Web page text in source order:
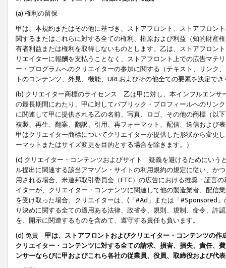
(a) 権利の留保
甲は、本規約またはその他に基づき、ストアフロント、ストアフロン
関するまたはこれらに対する全ての権利、権原および利益（知的財産
有者利益または権利を取得しないものとします。乙は、ストアフロン
リエイターに報酬を支払うことなく、ストアフロント上での広告マテ
ー・プログラムへのクリエイターの参加に関する（テキスト、リンク
トのコンテンツ、外見、機能、URLおよびその他全ての要素を決定で
(b) クリエイター商標のライセンス 乙は甲に対し、本インフルエンサ
の最長期間にわたり、甲に対してパブリック・プロフィールへのリン
に関連して甲に提供される乙の名前、写真、ロゴ、その他の商標（以
複製、再生、翻案、翻訳、引用、再フォーマット、配信、送信および
甲はクリエイター商標についてクリエイターが提供した形状から変更
ーマットまたはサイズ変更を目的とする場合を除きます。）
(c) クリエイター・コンテンツおよびサイト 疑義を避けるためにいう
ル提出に関連する該当アマゾン・サイトの利用規約の規定に従い、か
用される場合、米連邦取引委員会（FTC）の広告における推奨・証言
イターが、クリエイター・コンテンツに関連して他の製造業者、配信
を受け取った場合、クリエイターは、(「#Ad」または「#Sponsored
り決めに関する全ての適用ある法律、政省令、規則、規制、命令、許
を、開示に関連するものを含めて、遵守する責任も負います。
(d) 免責 甲は、ストアフロントおよびクリエイター・コンテンツの
クリエイター・コンテンツに対する全ての請求、損害、損失、責任、
ンサーならびに甲およびこれら各社の従業員、役員、取締役および代